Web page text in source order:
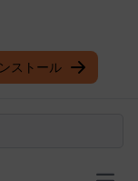
ストール